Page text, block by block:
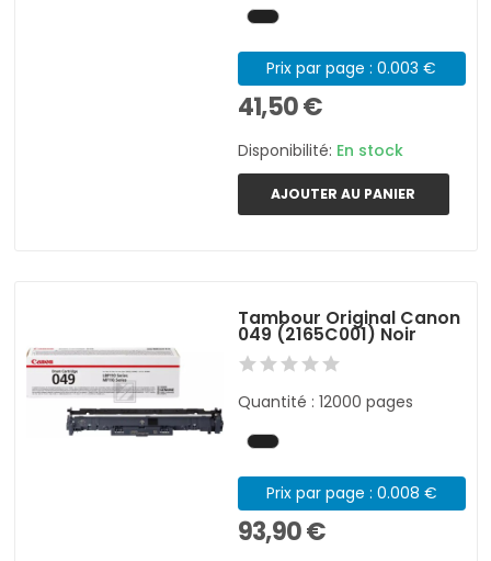
Prix par page : 0.003 €
41,50 €
Disponibilité: En stock
AJOUTER AU PANIER
Tambour Original Canon
049 (2165C001) Noir
Quantité : 12000 pages
Prix par page : 0.008 €
93,90 €